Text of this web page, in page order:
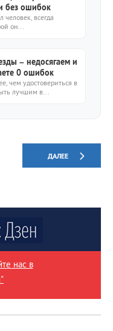
без ошибок
всегда
он...
– недосягаем и
0 ошибок
чем удостовериться в
лучшим в...
ДАЛЕЕ
нас в